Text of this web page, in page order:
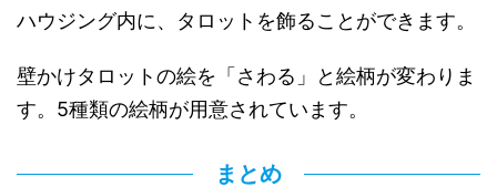
ハウジング内に、タロットを飾ることができます。
壁かけタロットの絵を「さわる」と絵柄が変わりま
す。5種類の絵柄が用意されています。
まとめ